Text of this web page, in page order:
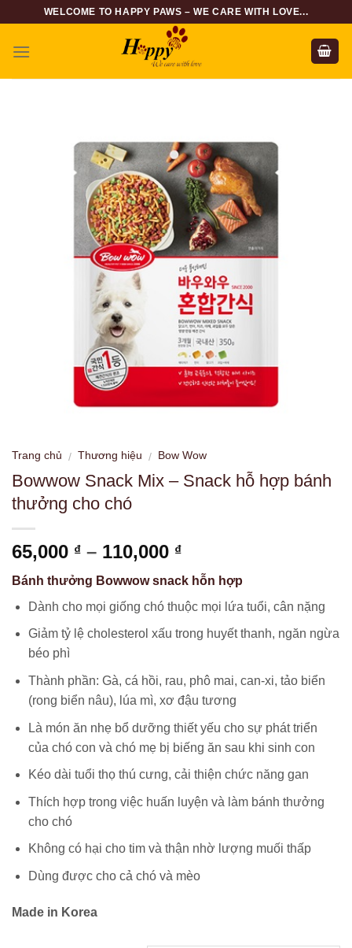
content
WELCOME TO HAPPY PAWS – WE CARE WITH LOVE...
Trang chủ / Thương hiệu / Bow Wow
Bowwow Snack Mix – Snack hỗ hợp bánh
thưởng cho chó
65,000 ₫ – 110,000 ₫Khoảng
giá:
từ
65,000 ₫
đến
110,000 ₫
Bánh thưởng Bowwow snack hỗn hợp
Dành cho mọi giống chó thuộc mọi lứa tuổi, cân nặng
Giảm tỷ lệ cholesterol xấu trong huyết thanh, ngăn ngừa
béo phì
Thành phần: Gà, cá hồi, rau, phô mai, can-xi, tảo biển
(rong biển nâu), lúa mì, xơ đậu tương
Là món ăn nhẹ bổ dưỡng thiết yếu cho sự phát triển
của chó con và chó mẹ bị biếng ăn sau khi sinh con
Kéo dài tuổi thọ thú cưng, cải thiện chức năng gan
Thích hợp trong việc huấn luyện và làm bánh thưởng
cho chó
Không có hại cho tim và thận nhờ lượng muối thấp
Dùng được cho cả chó và mèo
Made in Korea